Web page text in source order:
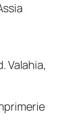
Valahia,